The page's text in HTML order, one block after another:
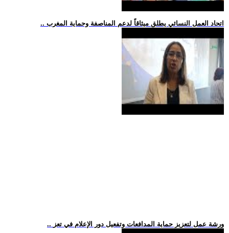
.. اتحاد العمل النسائي يطلق ميثاقاً لدعم المناصفة وحماية المغرب
.. ورشة عمل لتعزيز حماية المدافعات وتفعيل دور الإعلام في تعز